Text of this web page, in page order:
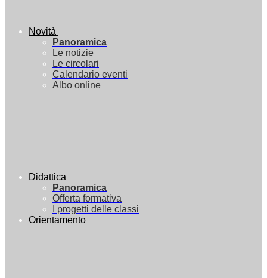
Novità
Panoramica
Le notizie
Le circolari
Calendario eventi
Albo online
Didattica
Panoramica
Offerta formativa
I progetti delle classi
Orientamento